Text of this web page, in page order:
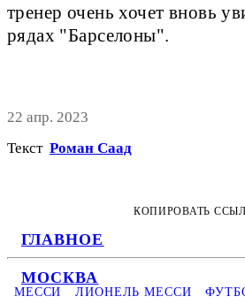
ГЛАВНОЕ
МОСКВА
тренер очень хочет вновь
рядах "Барселоны".
22 апр. 2023
Текст Роман Саад
КОПИРОВАТЬ
МЕССИ ЛИОНЕЛЬ МЕССИ